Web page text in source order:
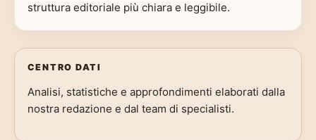
struttura editoriale più chiara e leggibile.
CENTRO DATI
Analisi, statistiche e approfondimenti elaborati dalla
nostra redazione e dal team di specialisti.